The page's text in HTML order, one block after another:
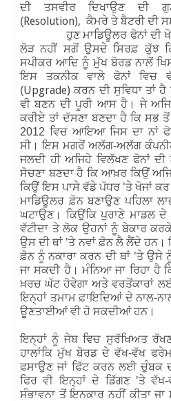
ਦੀ ਤਸਵੀਰ ਦਿਖਾਉਣ ਦੀ
(Resolution), ਕੈਮਰੇ ਤੇ ਬੈਟਰੀ ਦੀ
ਹੁਣ ਮਾਡਿਊਲਰ ਫੋਨਾਂ ਦੀ ਖੋਜ
ਲੋੜ ਨਹੀਂ ਸਗੋਂ ਉਸਦੇ ਸਿਰਫ਼ ਕੁੱਝ
ਸਪੀਕਰ ਆਦਿ ਨੂੰ ਮੁੱਖ ਬੋਰਡ ਨਾਲੋਂ
ਇਸ ਤਕਨੀਕ ਵਾਲੇ ਫੋਨਾਂ ਵਿਚ
(Upgrade)ਕਰਨ ਦੀ ਸੁਵਿਧਾ ਤਾਂ
ਵੀ ਬਣਨ ਦੀ ਪੂਰੀ ਆਸ ਹੈ। ਜੇ
ਕਰੀਏ ਤਾਂ ਦੱਸਣਾ ਬਣਦਾ ਹੈ ਕਿ ਸਭ
2012 ਵਿਚ ਆਇਆ ਜਿਸ ਦਾ ਨਾਂ
ਸੀ। ਇਸ ਮਗਰੋਂ ਅਲੱਗ-ਅਲੱਗ
ਜਲਦੀ ਹੀ ਅਜਿਹੇ ਵਿਲੱਖਣ ਫੋਨਾਂ
ਸੋਚਣਾ ਬਣਦਾ ਹੈ ਕਿ ਆਖ਼ਰ ਕਿਉਂ
ਕਿਉਂ ਇਸ ਪਾਸੇ ਵੱਡੇ ਪੱਧਰ 'ਤੇ ਖੋਜਾਂ
ਮਾਡਿਊਲਰ ਫ਼ੋਨ ਬਣਾਉਣ ਪਹਿਲਾ
ਘਟਾਉਣ। ਕਿਉਂਕਿ ਪੁਰਾਣੇ ਮਾਡਲ ਦੇ
ਵੱਟੀਦਾ ਤੇ ਲੋਕ ਉਹਨਾਂ ਨੂੰ ਬੇਕਾਰ
ਉਸ ਦੀ ਥਾਂ 'ਤੇ ਨਵਾਂ ਫ਼ੋਨ ਲੈ ਲੈਂਦੇ ਹਨ।
ਫ਼ੋਨ ਨੂੰ ਨਕਾਰਾ ਕਰਨ ਦੀ ਥਾਂ 'ਤੇ ਉਸੇ
ਜਾ ਸਕਦੀ ਹੈ। ਮੰਨਿਆ ਜਾ ਰਿਹਾ ਹੈ
ਖ਼ਰਚ ਘੱਟ ਹੋਵੇਗਾ ਅਤੇ ਵਰਤੋਂਕਾਰਾਂ
ਇਨ੍ਹਾਂ ਤਮਾਮ ਫ਼ਾਇਦਿਆਂ ਦੇ ਨਾਲ-
ਊਣਤਾਈਆਂ ਵੀ ਹੋ ਸਕਦੀਆਂ ਹਨ।
ਇਨ੍ਹਾਂ ਨੂੰ ਜੇਬ ਵਿਚ ਸੁਰੱਖਿਅਤ
ਹਾਲਾਂਕਿ ਮੁੱਖ ਬੋਰਡ ਦੇ ਵੱਖ-ਵੱਖ
ਫਸਾਉਣ ਜਾਂ ਫਿੱਟ ਕਰਨ ਲਈ ਚੁੰਬਕ
ਫਿਰ ਵੀ ਇਨ੍ਹਾਂ ਦੇ ਡਿੱਗਣ 'ਤੇ ਵੱਖ-
ਸੰਭਾਵਨਾ ਤੋਂ ਇਨਕਾਰ ਨਹੀਂ ਕੀਤਾ